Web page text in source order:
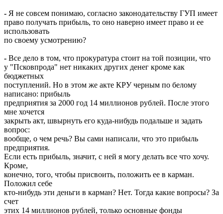
- Я не совсем понимаю, согласно законодательству ГУП имеет
право получать прибыль, то оно наверно имеет право и ее
использовать
по своему усмотрению?
- Все дело в том, что прокуратура стоит на той позиции, что
у "Псковпрода" нет никаких других денег кроме как
бюджетных
поступлений. Но в этом же акте КРУ черным по белому
написано: прибыль
предприятия за 2000 год 14 миллионов рублей. После этого
мне хочется
закрыть акт, швырнуть его куда-нибудь подальше и задать
вопрос:
вообще, о чем речь? Вы сами написали, что это прибыль
предприятия.
Если есть прибыль, значит, с ней я могу делать все что хочу.
Кроме,
конечно, того, чтобы присвоить, положить ее в карман.
Положил себе
кто-нибудь эти деньги в карман? Нет. Тогда какие вопросы? За
счет
этих 14 миллионов рублей, только основные фонды